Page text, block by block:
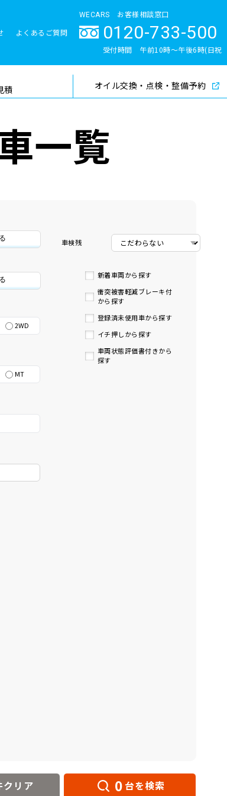
検索
よくあるご質問
WECARS お客様相談窓口
0120-733-500
受付時間 午前10時〜午後6時(日祝
積
制
オイル交換・点検・整備予約
一覧
2WD
MT
車検残
新着車両から探す
衝突被害軽減ブレーキ付
から探す
登録済未使用車から探す
イチ押しから探す
車両状態評価書付きから
探す
クリア 0 台を検索